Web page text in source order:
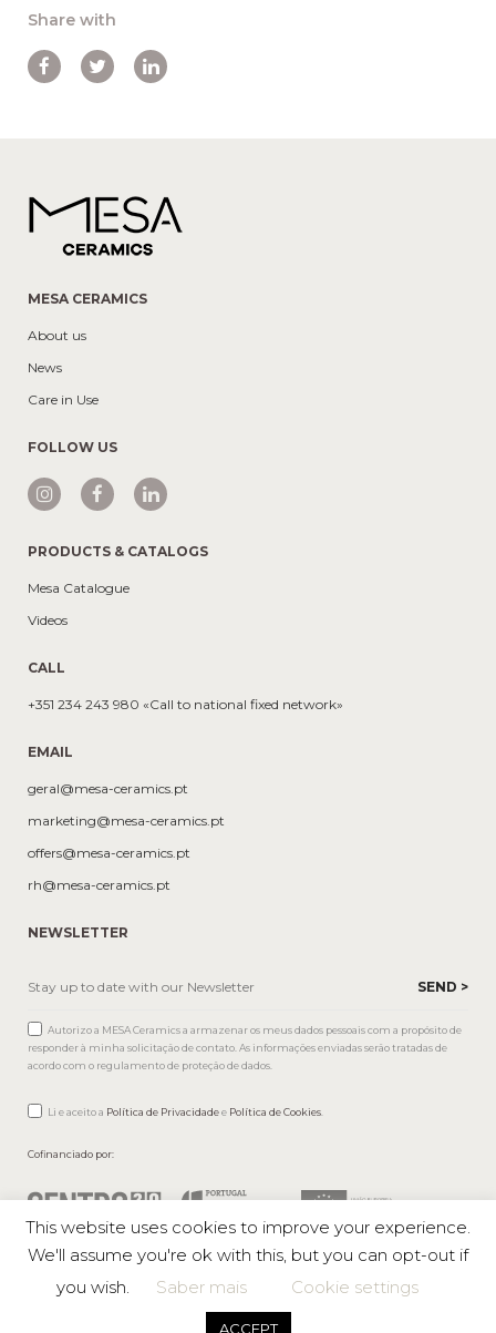
Share with
MESA CERAMICS
About us
News
Care in Use
FOLLOW US
PRODUCTS & CATALOGS
Mesa Catalogue
Videos
CALL
+351 234 243 980 «Call to national fixed network»
EMAIL
geral@mesa-ceramics.pt
marketing@mesa-ceramics.pt
offers@mesa-ceramics.pt
rh@mesa-ceramics.pt
NEWSLETTER
Autorizo a MESA Ceramics a armazenar os meus dados pessoais com a propósito de
responder à minha solicitação de contato. As informações enviadas serão tratadas de
acordo com o regulamento de proteção de dados.
Li e aceito a Política de Privacidadee Política de Cookies
Cofinanciado por:
Mesa © 2026 All rights reserved |Private Policy
This website uses cookies to improve your experience.
We'll assume you're ok with this, but you can opt-out if
you wish.
Saber mais Cookie settings
ACCEPT